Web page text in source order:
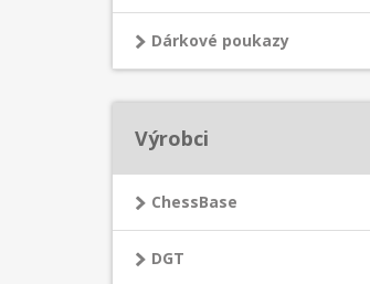
Dárkové poukazy
Výrobci
ChessBase
DGT